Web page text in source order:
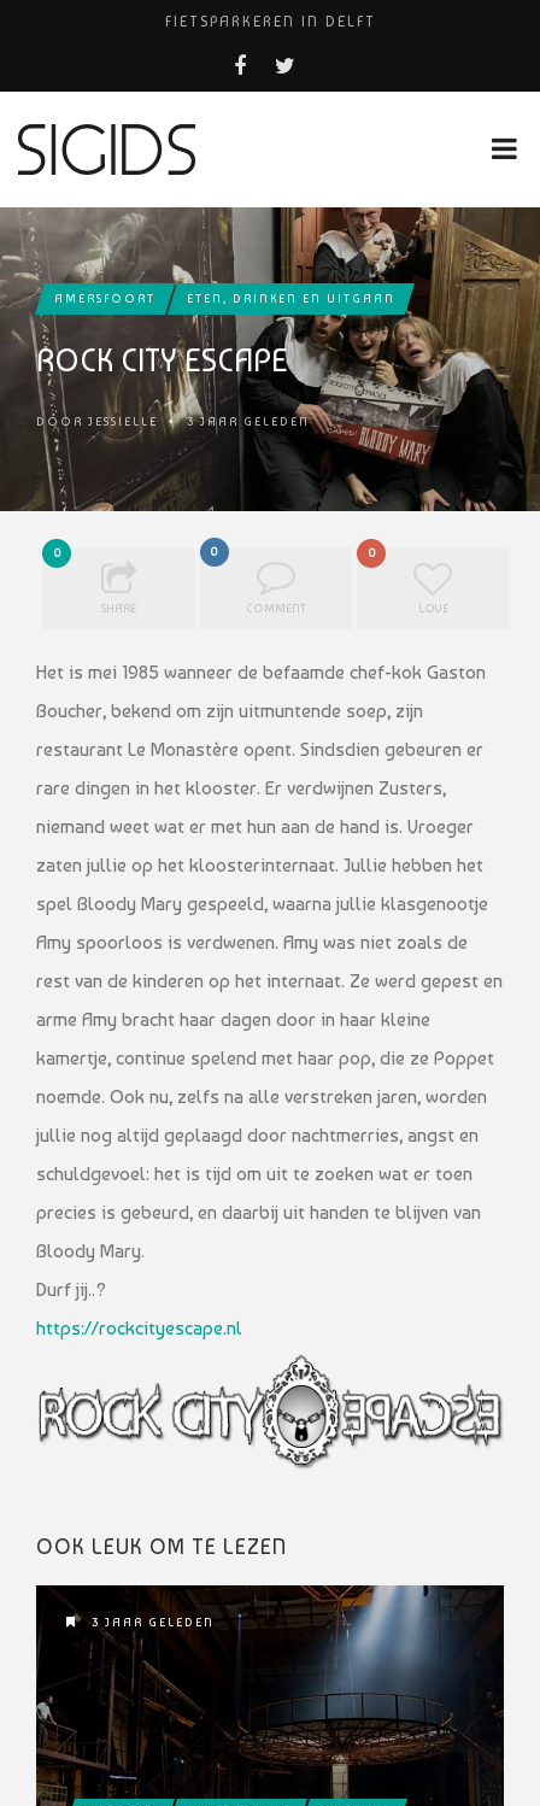
FIETSPARKEREN IN DELFT
FIETS KWIJT IN TILBURG?
USED PRODUCTS LEIDEN
AMERSFOORT ETEN, DRINKEN EN UITGAAN
ROCK CITY ESCAPE
DOOR JESSIELLE •3 JAAR GELEDEN
0
SHARE
0
COMMENT
0
LOVE
Het is mei 1985 wanneer de befaamde chef-kok Gaston
Boucher, bekend om zijn uitmuntende soep, zijn
restaurant Le Monastère opent. Sindsdien gebeuren er
rare dingen in het klooster. Er verdwijnen Zusters,
niemand weet wat er met hun aan de hand is. Vroeger
zaten jullie op het kloosterinternaat. Jullie hebben het
spel Bloody Mary gespeeld, waarna jullie klasgenootje
Amy spoorloos is verdwenen. Amy was niet zoals de
rest van de kinderen op het internaat. Ze werd gepest en
arme Amy bracht haar dagen door in haar kleine
kamertje, continue spelend met haar pop, die ze Poppet
noemde. Ook nu, zelfs na alle verstreken jaren, worden
jullie nog altijd geplaagd door nachtmerries, angst en
schuldgevoel: het is tijd om uit te zoeken wat er toen
precies is gebeurd, en daarbij uit handen te blijven van
Bloody Mary.
Durf jij..?
https://rockcityescape.nl
OOK LEUK OM TE LEZEN
3 JAAR GELEDEN